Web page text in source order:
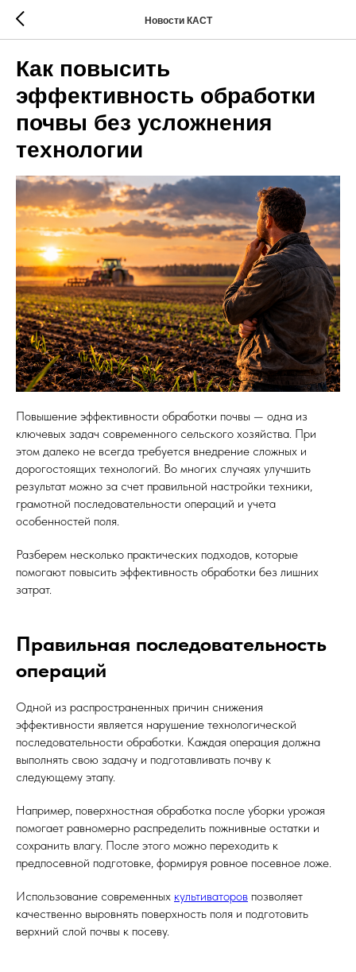
Новости КАСТ
Как повысить
эффективность обработки
почвы без усложнения
технологии
Повышение эффективности обработки почвы — одна из
ключевых задач современного сельского хозяйства. При
этом далеко не всегда требуется внедрение сложных и
дорогостоящих технологий. Во многих случаях улучшить
результат можно за счет правильной настройки техники,
грамотной последовательности операций и учета
особенностей поля.
Разберем несколько практических подходов, которые
помогают повысить эффективность обработки без лишних
затрат.
Правильная последовательность
операций
Одной из распространенных причин снижения
эффективности является нарушение технологической
последовательности обработки. Каждая операция должна
выполнять свою задачу и подготавливать почву к
следующему этапу.
Например, поверхностная обработка после уборки урожая
помогает равномерно распределить пожнивные остатки и
сохранить влагу. После этого можно переходить к
предпосевной подготовке, формируя ровное посевное ложе.
Использование современных культиваторов позволяет
качественно выровнять поверхность поля и подготовить
верхний слой почвы к посеву.